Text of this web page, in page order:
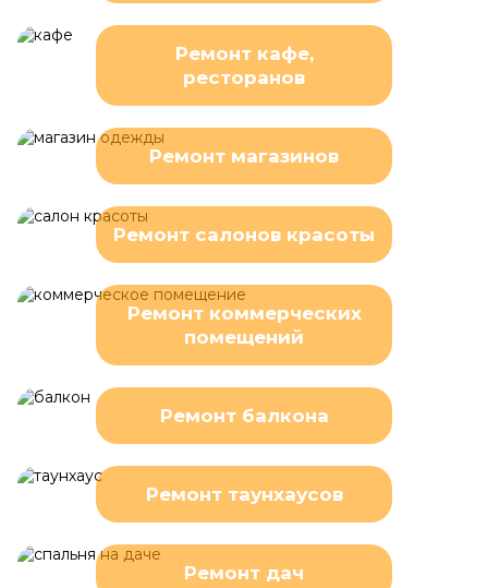
Ремонт кафе,
ресторанов
Ремонт магазинов
Ремонт салонов красоты
Ремонт коммерческих
помещений
Ремонт балкона
Ремонт таунхаусов
Ремонт дач